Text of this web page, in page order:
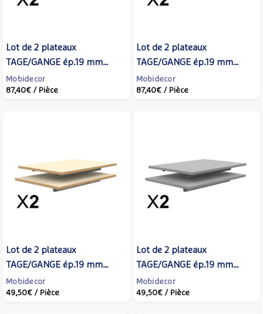
Lot de 2 plateaux
TAGE/GANGE ép.19 mm
mélaminé chant ABS -
130x50 cm - Hêtre miel -
Mobidecor
87,40€ / Pièce
Lot de 2 plateaux
TAGE/GANGE ép.19 mm
mélaminé chant ABS beige -
130x50 cm - Coquille d'œuf -
Mobidecor
87,40€ / Pièce
Lot de 2 plateaux
TAGE/GANGE ép.19 mm
mélaminé chant ABS beige -
70x50 cm - Coquille d'œuf -
Mobidecor
49,50€ / Pièce
Lot de 2 plateaux
TAGE/GANGE ép.19 mm
mélaminé chant ABS gris -
70x50 cm - Gris perle -
Mobidecor
49,50€ / Pièce